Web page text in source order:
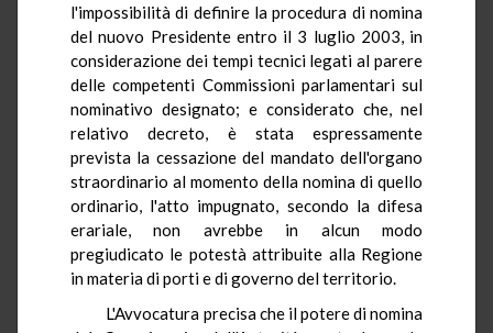
l'impossibilità di definire la procedura di nomina
del nuovo Presidente entro il 3 luglio 2003, in
considerazione dei tempi tecnici legati al parere
delle competenti Commissioni parlamentari sul
nominativo designato; e considerato che, nel
relativo decreto, è stata espressamente
prevista la cessazione del mandato dell'organo
straordinario al momento della nomina di quello
ordinario, l'atto impugnato, secondo la difesa
erariale, non avrebbe in alcun modo
pregiudicato le potestà attribuite alla Regione
in materia di porti e di governo del territorio.
L'Avvocatura precisa che il potere di nomina